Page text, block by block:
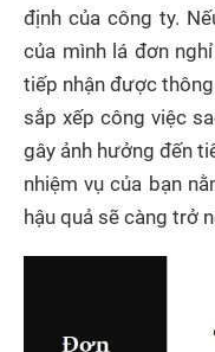
định của công ty.
của mình lá đơn
tiếp nhận được
sắp xếp công việc
gây ảnh hưởng đến
nhiệm vụ của bạn
hậu quả sẽ càng trở